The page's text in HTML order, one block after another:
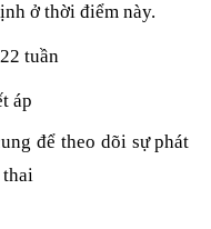
ở thời điểm này.
tuần
áp
để theo dõi sự phát
thai